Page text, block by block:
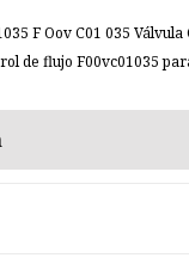
F Oov C01 035
de flujo F00vc01035